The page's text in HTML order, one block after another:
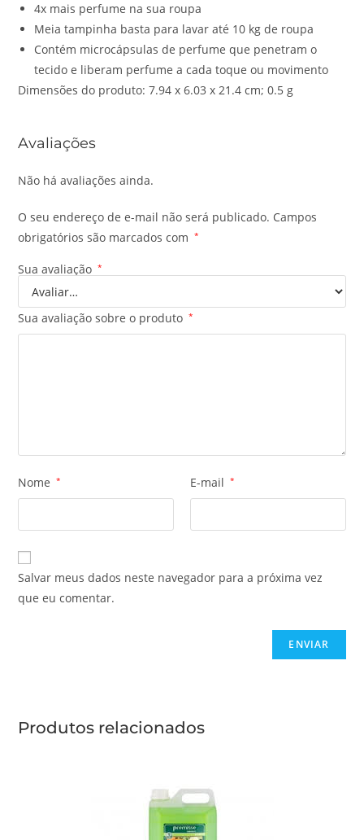
4x mais perfume na sua roupa
Meia tampinha basta para lavar até 10 kg de roupa
Contém microcápsulas de perfume que penetram o
tecido e liberam perfume a cada toque ou movimento
Dimensões do produto: 7.94 x 6.03 x 21.4 cm; 0.5 g
Avaliações
Não há avaliações ainda.
O seu endereço de e-mail não será publicado. Campos
obrigatórios são marcados com
*
Sua avaliação *
Sua avaliação sobre o produto *
Nome * E-mail *
Salvar meus dados neste navegador para a próxima vez
que eu comentar.
Produtos relacionados